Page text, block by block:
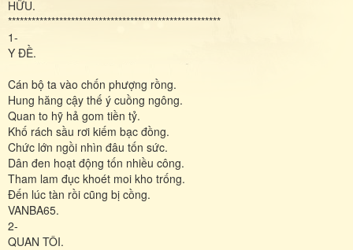
HỮU.
******************************************************
1-
Y ĐỀ.
Cán bộ ta vào chốn phượng rồng.
Hung hăng cậy thế ý cuồng ngông.
Quan to hỹ hả gom tiền tỷ.
Khố rách sầu rơi kiếm bạc đồng.
Chức lớn ngồi nhìn đâu tốn sức.
Dân đen hoạt động tốn nhiều công.
Tham lam đục khoét moi kho trống.
Đến lúc tàn rồi cũng bị cồng.
VANBA65.
2-
QUAN TÔI.